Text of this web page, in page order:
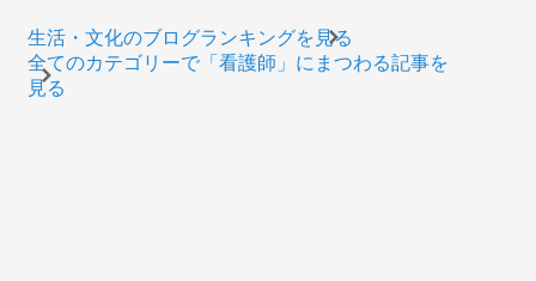
生活・文化のブログランキングを見る
全てのカテゴリーで「看護師」にまつわる記事を
見る